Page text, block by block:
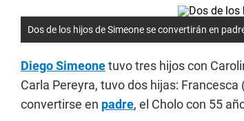
Dos de los hijos de Simeone se convertirán en
Diego Simeonetuvo tres hijos con
Carla Pereyra, tuvo dos hijas:
convertirse en padre, el Cholo con 55